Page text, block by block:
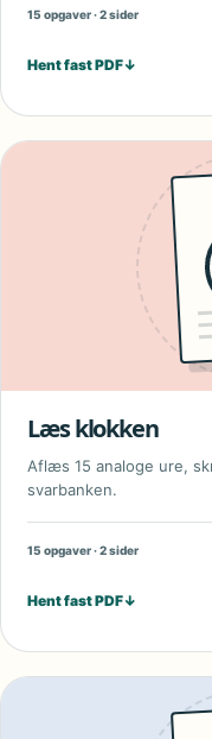
15 opgaver · 2 sider
Hent fast PDF↓
Læs klokken
Aflæs 15 analoge ure,
svarbanken.
15 opgaver · 2 sider
Hent fast PDF↓